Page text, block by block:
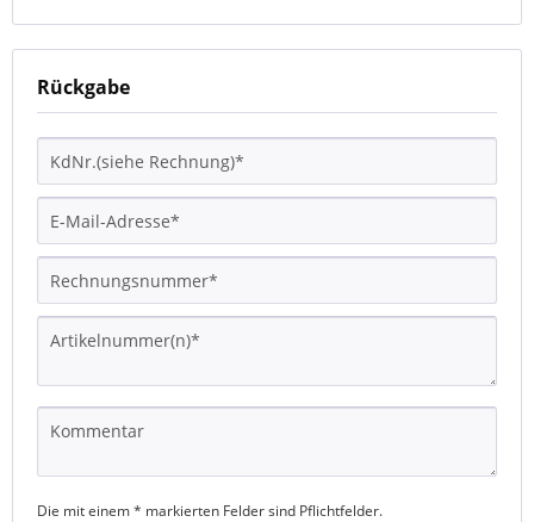
Rückgabe
Die mit einem * markierten Felder sind Pflichtfelder.